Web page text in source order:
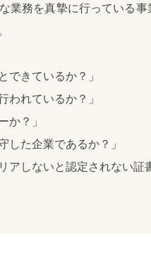
業務を真摯に行っている
できているか？」
われているか？」
か？」
した企業であるか？」
アしないと認定されない証